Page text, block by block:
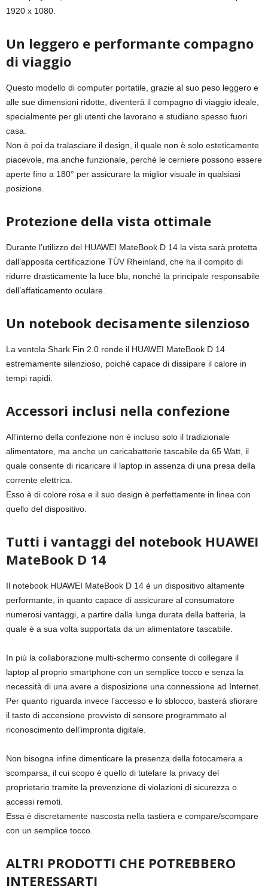
1920 x 1080.
Un leggero e performante compagno
di viaggio
Questo modello di computer portatile, grazie al suo peso leggero e
alle sue dimensioni ridotte, diventerà il compagno di viaggio ideale,
specialmente per gli utenti che lavorano e studiano spesso fuori
casa.
Non è poi da tralasciare il design, il quale non è solo esteticamente
piacevole, ma anche funzionale, perché le cerniere possono essere
aperte fino a 180° per assicurare la miglior visuale in qualsiasi
posizione.
Protezione della vista ottimale
Durante l’utilizzo del HUAWEI MateBook D 14 la vista sarà protetta
dall’apposita certificazione TÜV Rheinland, che ha il compito di
ridurre drasticamente la luce blu, nonché la principale responsabile
dell’affaticamento oculare.
Un notebook decisamente silenzioso
La ventola Shark Fin 2.0 rende il HUAWEI MateBook D 14
estremamente silenzioso, poiché capace di dissipare il calore in
tempi rapidi.
Accessori inclusi nella confezione
All’interno della confezione non è incluso solo il tradizionale
alimentatore, ma anche un caricabatterie tascabile da 65 Watt, il
quale consente di ricaricare il laptop in assenza di una presa della
corrente elettrica.
Esso è di colore rosa e il suo design è perfettamente in linea con
quello del dispositivo.
Tutti i vantaggi del notebook HUAWEI
MateBook D 14
Il notebook HUAWEI MateBook D 14 è un dispositivo altamente
performante, in quanto capace di assicurare al consumatore
numerosi vantaggi, a partire dalla lunga durata della batteria, la
quale è a sua volta supportata da un alimentatore tascabile.
In più la collaborazione multi-schermo consente di collegare il
laptop al proprio smartphone con un semplice tocco e senza la
necessità di una avere a disposizione una connessione ad Internet.
Per quanto riguarda invece l’accesso e lo sblocco, basterà sfiorare
il tasto di accensione provvisto di sensore programmato al
riconoscimento dell’impronta digitale.
Non bisogna infine dimenticare la presenza della fotocamera a
scomparsa, il cui scopo è quello di tutelare la privacy del
proprietario tramite la prevenzione di violazioni di sicurezza o
accessi remoti.
Essa è discretamente nascosta nella tastiera e compare/scompare
con un semplice tocco.
ALTRI PRODOTTI CHE POTREBBERO
INTERESSARTI